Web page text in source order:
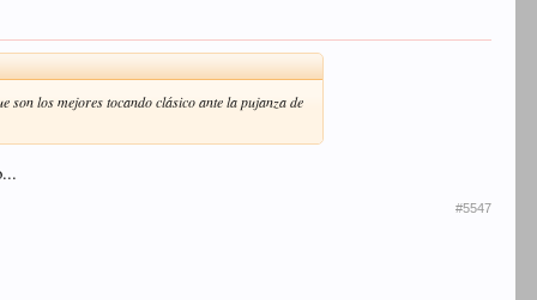
los mejores tocando clásico ante la pujanza de
#5547